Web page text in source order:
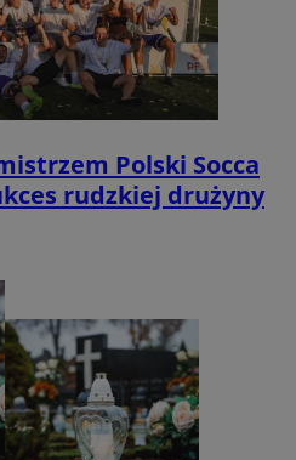
Polski Socca
rudzkiej drużyny